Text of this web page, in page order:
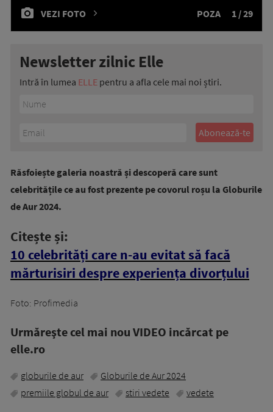
VEZI FOTO POZA 1 / 29
Newsletter zilnic Elle
Intră în lumea ELLE pentru a afla cele mai noi știri.
Răsfoiește galeria noastră și descoperă care sunt
celebritățile ce au fost prezente pe covorul roșu la Globurile
de Aur 2024.
Citește și:
10 celebrități care n-au evitat să facă
mărturisiri despre experiența divorțului
Foto: Profimedia
Urmăreşte cel mai nou VIDEO incărcat pe
elle.ro
globurile de aur
Globurile de Aur 2024
premiile globul de aur
stiri vedete vedete